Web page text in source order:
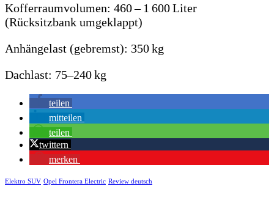
Kofferraumvolumen: 460 – 1 600 Liter
(Rücksitzbank umgeklappt)
Anhängelast (gebremst): 350 kg
Dachlast: 75–240 kg
teilen
mitteilen
teilen
twittern
merken
Elektro SUV Opel Frontera Electric Review deutsch